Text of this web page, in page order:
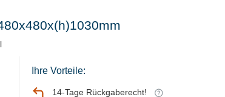
Ihre Vorteile:
14-Tage Rückgaberecht!